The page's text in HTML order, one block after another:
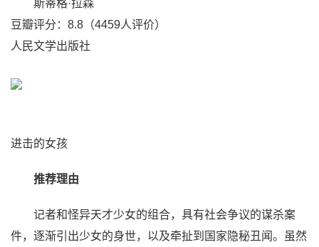
斯蒂格·拉森
豆瓣评分：8.8（4459人评价）
人民文学出版社
进击的女孩
推荐理由
记者和怪异天才少女的组合，具有社会争议的谋杀案
件，逐渐引出少女的身世，以及牵扯到国家隐秘丑闻。虽然